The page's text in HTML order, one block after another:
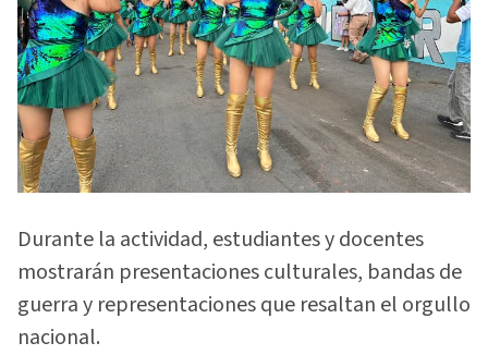
Durante la actividad, estudiantes y docentes
mostrarán presentaciones culturales, bandas de
guerra y representaciones que resaltan el orgullo
nacional.